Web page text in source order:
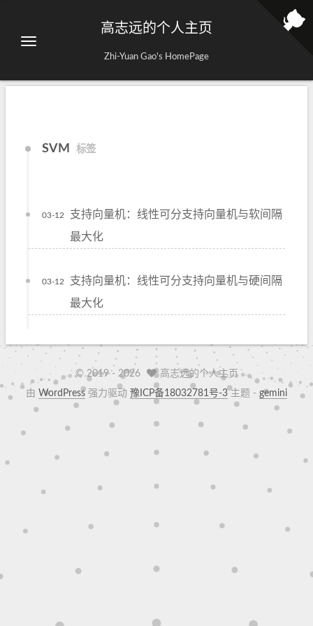
高志远的个人主页
Zhi-Yuan Gao's HomePage
SVM 标签
支持向量机：线性可分支持向量机与软间隔
最大化
03-12
支持向量机：线性可分支持向量机与硬间隔
最大化
03-12
© 2019 - 2026
高志远的个人主页
由 WordPress强力驱动 豫ICP备18032781号-3 主题 - gemini